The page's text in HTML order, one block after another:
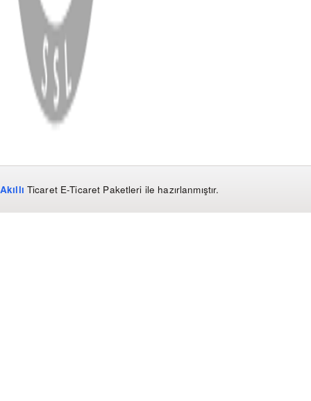
WhatsApp Facebook
Copyright
2026 Dükkan Hifi
Akıllı Ticaret E-Ticaret Paketleri ile hazırlanmıştır.